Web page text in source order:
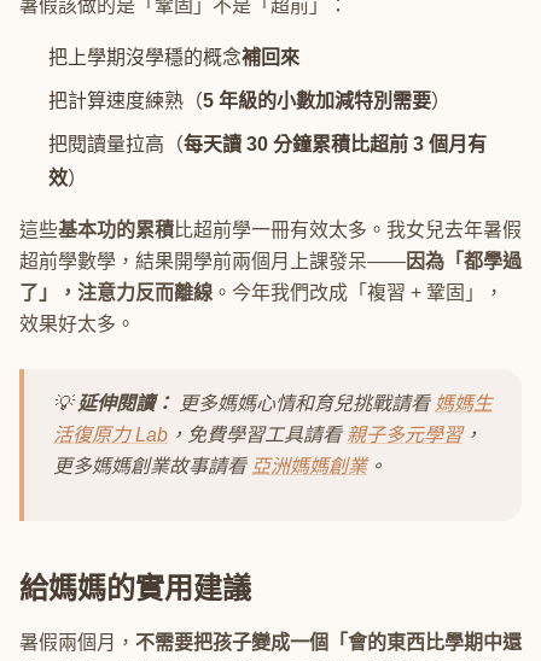
暑假該做的是「鞏固」不是「超前」：
把上學期沒學穩的概念補回來
把計算速度練熟（5 年級的小數加減特別需要）
把閱讀量拉高（每天讀 30 分鐘累積比超前 3 個月有
效）
這些基本功的累積比超前學一冊有效太多。我女兒去年暑假
超前學數學，結果開學前兩個月上課發呆——因為「都學過
了」，注意力反而離線 。今年我們改成「複習 + 鞏固」，
效果好太多。
💡 延伸閱讀： 更多媽媽心情和育兒挑戰請看 媽媽生
活復原力 Lab ，免費學習工具請看 親子多元學習，
更多媽媽創業故事請看 亞洲媽媽創業。
給媽媽的實用建議
暑假兩個月， 不需要把孩子變成一個「會的東西比學期中還